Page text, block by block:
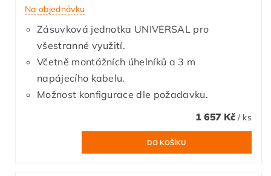
Na objednávku
Zásuvková jednotka UNIVERSAL pro
všestranné využití.
Včetně montážních úhelníků a 3 m
napájecího kabelu.
Možnost konfigurace dle požadavku.
1 657 Kč / ks